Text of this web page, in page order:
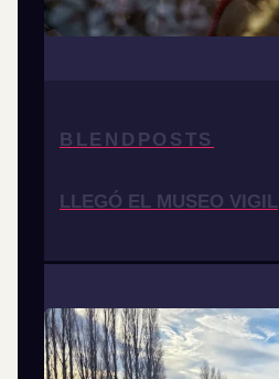
BLENDPOSTS
LLEGÓ EL MUSEO VIGIL